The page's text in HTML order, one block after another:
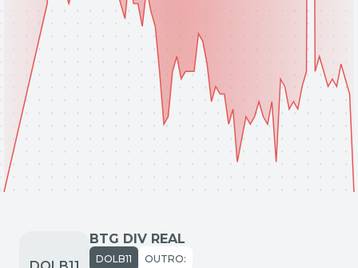
BTG DIV REAL
DOLB11 OUTRO: